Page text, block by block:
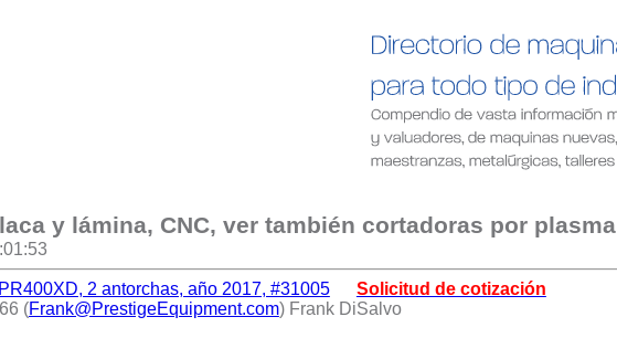
y lámina, CNC, ver también cortadoras por plasma
2 antorchas, año 2017, #31005
Solicitud de cotización
(Frank@PrestigeEquipment.com) Frank DiSalvo